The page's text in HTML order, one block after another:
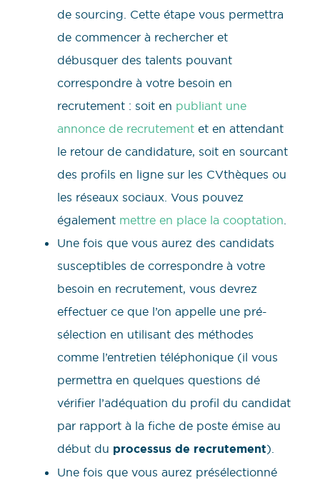
de sourcing. Cette étape vous permettra
de commencer à rechercher et
débusquer des talents pouvant
correspondre à votre besoin en
recrutement : soit en publiant une
annonce de recrutement et en attendant
le retour de candidature, soit en sourcant
des profils en ligne sur les CVthèques ou
les réseaux sociaux. Vous pouvez
également mettre en place la cooptation
Une fois que vous aurez des candidats
susceptibles de correspondre à votre
besoin en recrutement, vous devrez
effectuer ce que l’on appelle une pré-
sélection en utilisant des méthodes
comme l’entretien téléphonique (il vous
permettra en quelques questions dé
vérifier l’adéquation du profil du candidat
par rapport à la fiche de poste émise au
début du processus de recrutement).
Une fois que vous aurez présélectionné